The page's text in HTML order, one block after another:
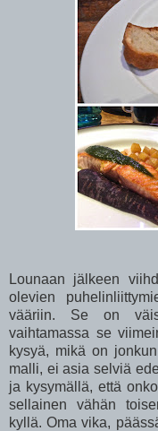
Lounaan jälkeen
olevien
vääriin. Se on
vaihtamassa se
kysyä, mikä on
malli, ei asia selviä
ja kysymällä, että
sellainen vähän
kyllä. Oma vika,